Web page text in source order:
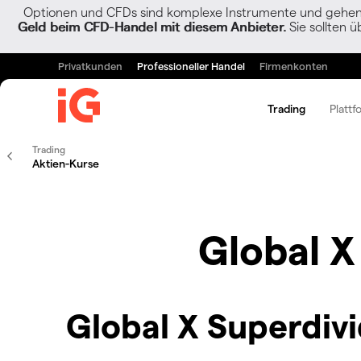
Optionen und CFDs sind komplexe Instrumente und
Geld beim CFD-Handel mit diesem Anbieter. Sie sollten
Privatkunden Professioneller Handel Firmenkonten
Trading
Trading
Aktien-Kurse
Global
Global X